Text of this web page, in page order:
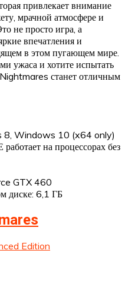
привлекает внимание
мрачной атмосфере и
не просто игра, а
впечатления и
в этом пугающем мире.
ужаса и хотите испытать
станет отличным
Windows 10 (x64 only)
на процессорах без
GTX 460
диске: 6,1 ГБ
Edition